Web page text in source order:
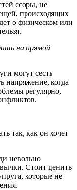
ссоры, не
происходящих
о физическом или
на прямой
могут сесть
напряжение, когда
регулярно,
так, как он хочет
невольно
Стоит ценить
которые не